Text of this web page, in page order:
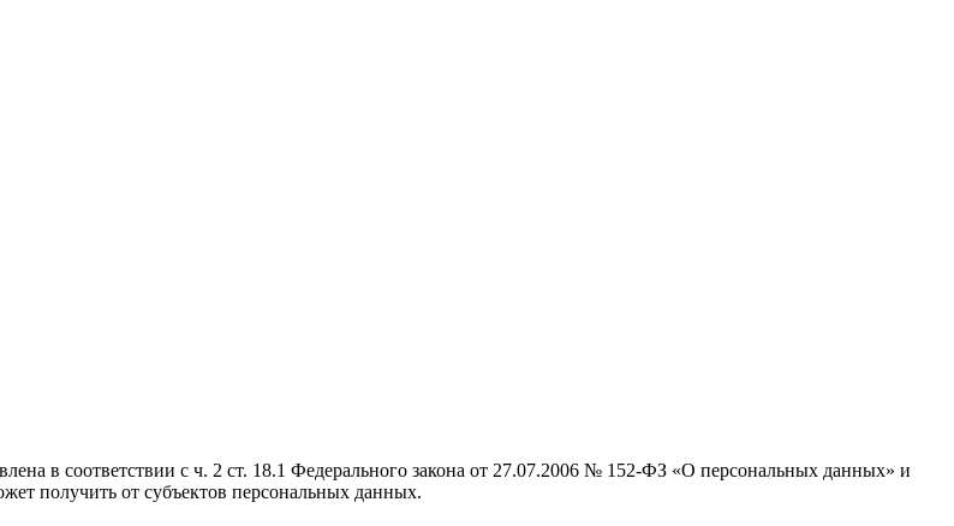
в соответствии с ч. 2 ст. 18.1 Федерального закона от 27.07.2006 № 152-ФЗ «О персональных данных» и
получить от субъектов персональных данных.